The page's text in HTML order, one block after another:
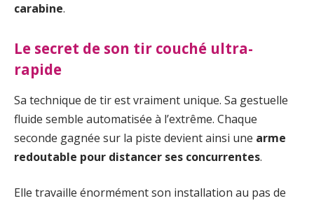
carabine.
Le secret de son tir couché ultra-
rapide
Sa technique de tir est vraiment unique. Sa gestuelle
fluide semble automatisée à l’extrême. Chaque
seconde gagnée sur la piste devient ainsi une arme
redoutable pour distancer ses concurrentes.
Elle travaille énormément son installation au pas de